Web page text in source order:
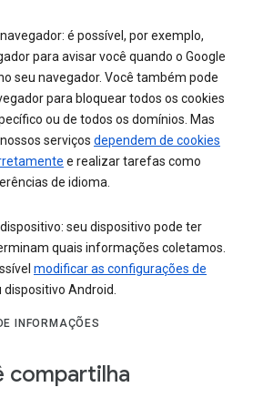
é possível, por exemplo,
para avisar você quando o Google
seu navegador. Você também pode
para bloquear todos os cookies
ou de todos os domínios. Mas
serviços dependem de cookies
e realizar tarefas como
de idioma.
seu dispositivo pode ter
quais informações coletamos.
modificar as configurações de
dispositivo Android.
INFORMAÇÕES
compartilha